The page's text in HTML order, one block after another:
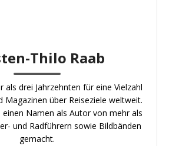
Thilo Raab
als drei Jahrzehnten für eine Vielzahl
Magazinen über Reiseziele weltweit.
Namen als Autor von mehr als
und Radführern sowie Bildbänden
gemacht.